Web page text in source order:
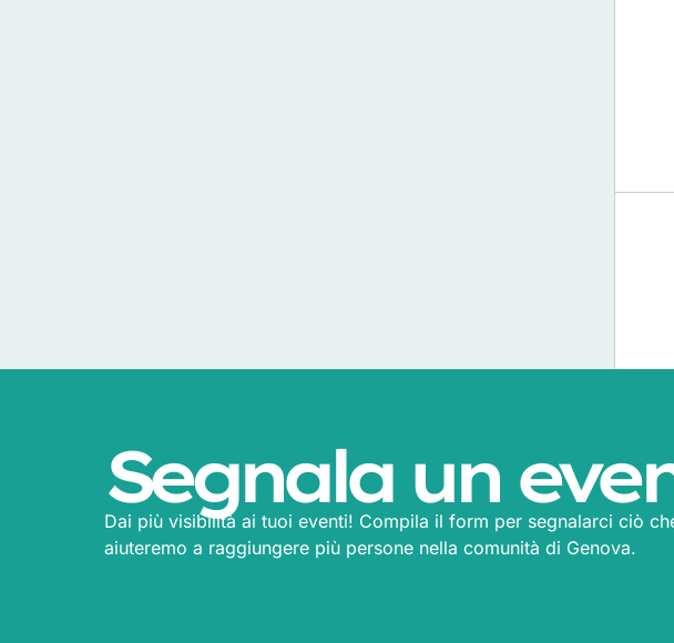
Segnala un
Dai più visibilità ai tuoi eventi! Compila il form per segnalarci ciò
aiuteremo a raggiungere più persone nella comunità di Genova.